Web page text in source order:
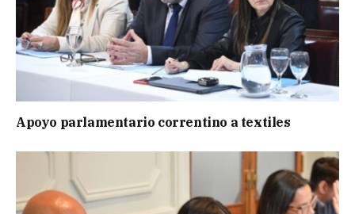
Apoyo parlamentario correntino a textiles